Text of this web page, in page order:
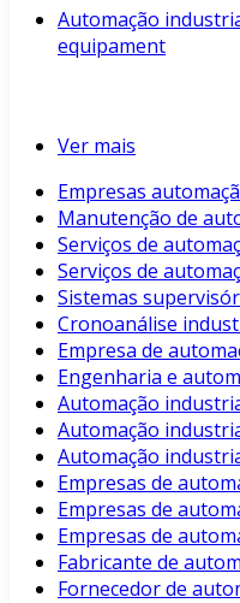
Automação
equipament
Ver mais
Empresas
Manutenção de
Serviços de
Serviços de
Sistemas
Cronoanálise
Empresa de
Engenharia e
Automação
Automação
Automação
Empresas de
Empresas de
Empresas de
Fabricante de
Fornecedor de